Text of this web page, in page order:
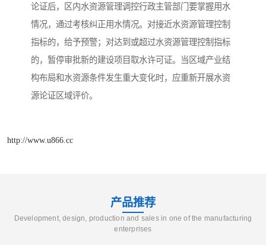
论证后，区内水资源管理调控行政主管部门要掌握用水
情况，通过考核纠正用水情况。对接近水资源管理控制
指标的，给予预警；对达到或超过水资源管理控制指标
的，暂停审批新的建设项目取水许可证。当区域产业结
构布局和水资源条件发生重大变化时，应重新开展水资
源论证区域评价。
http://www.u866.cc
产品推荐
Development, design, production and sales in one of the manufacturing
enterprises